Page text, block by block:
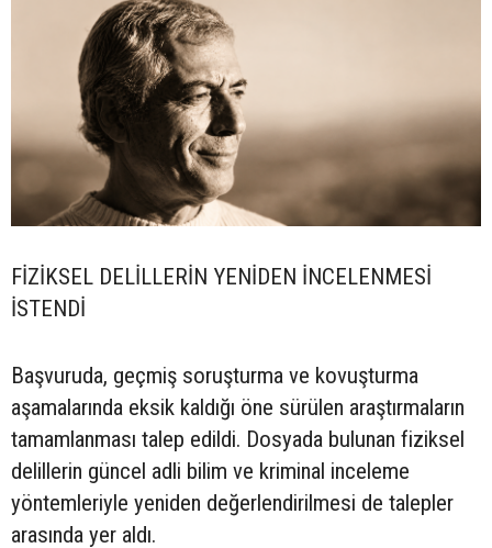
FİZİKSEL DELİLLERİN YENİDEN İNCELENMESİ
İSTENDİ
Başvuruda, geçmiş soruşturma ve kovuşturma
aşamalarında eksik kaldığı öne sürülen araştırmaların
tamamlanması talep edildi. Dosyada bulunan fiziksel
delillerin güncel adli bilim ve kriminal inceleme
yöntemleriyle yeniden değerlendirilmesi de talepler
arasında yer aldı.